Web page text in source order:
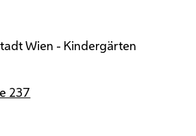
Wien - Kindergärten
237